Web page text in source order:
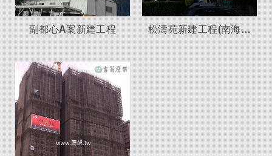
副都心A案新建工程
松濤苑新建工程(南海段
植物園)